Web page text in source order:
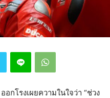
กโรงเผยความในใจว่า “ช่วง